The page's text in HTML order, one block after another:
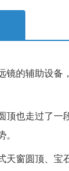
的辅助设备
也走过了一
窗圆顶、宝